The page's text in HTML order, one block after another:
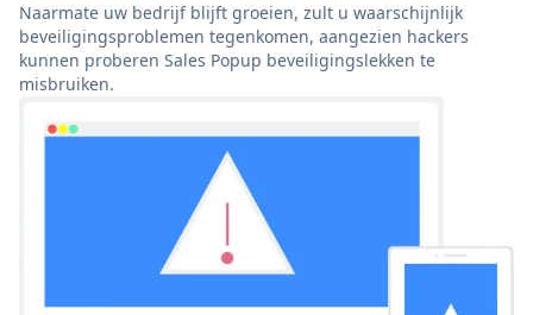
Naarmate uw bedrijf blijft groeien, zult u waarschijnlijk
beveiligingsproblemen tegenkomen, aangezien hackers
kunnen proberen Sales Popup beveiligingslekken te
misbruiken.